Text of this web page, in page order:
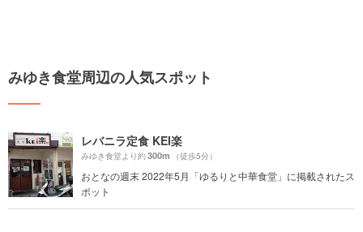
みゆき食堂周辺の人気スポット
レバニラ定食 KEI楽
みゆき食堂より約300m （徒歩5分）
おとなの週末 2022年5月「ゆるりと中華食堂」に掲載されたス
ポット